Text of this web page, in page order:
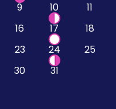
9 10
11
16 17
18
23 24
25
30 31